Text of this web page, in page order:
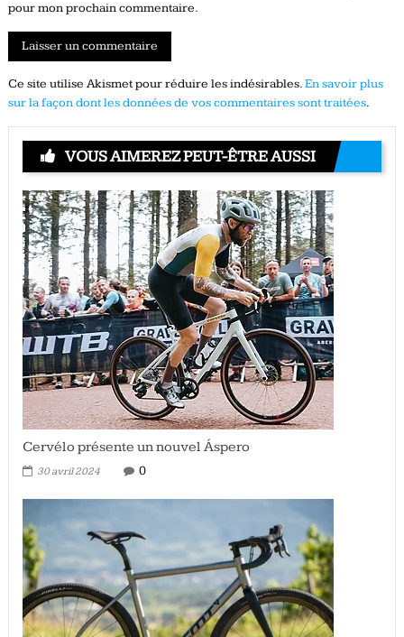
pour mon prochain commentaire.
Ce site utilise Akismet pour réduire les indésirables.En savoir plus
sur la façon dont les données de vos commentaires sont traitées.
VOUS AIMEREZ PEUT-ÊTRE AUSSI
Cervélo présente un nouvel Áspero
30 avril 2024 0